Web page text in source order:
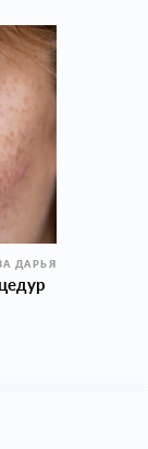
ДАРЬЯ